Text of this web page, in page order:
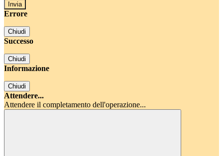
Errore
Chiudi
Successo
Chiudi
Informazione
Chiudi
Attendere...
Attendere il completamento dell'operazione...